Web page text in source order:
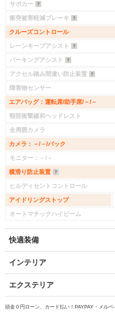
サポカー
衝突被害軽減ブレーキ
クルーズコントロール
レーンキープアシスト
パーキングアシスト
アクセル踏み間違い防止装置
障害物センサー
エアバッグ：運転席/助手席/－/－
頸部衝撃緩和ヘッドレスト
全周囲カメラ
カメラ：－/－/バック
モニター：－/－
横滑り防止装置
ヒルディセントコントロール
アイドリングストップ
オートマチックハイビーム
快適装備
インテリア
エクステリア
頭金０円ローン、カード払い！PAYPAY・メルペ